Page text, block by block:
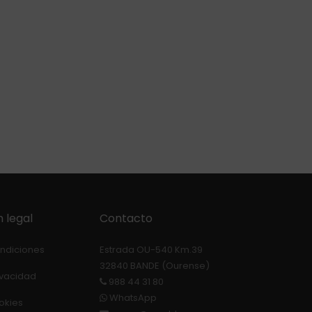
legal Contacto
Estrada OU-540 Km.39
32840 BANDE (Ourense)
988 44 31 80
WhatsApp